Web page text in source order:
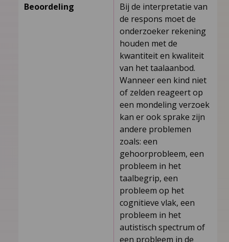
Beoordeling
Bij de interpretatie van
de respons moet de
onderzoeker rekening
houden met de
kwantiteit en kwaliteit
van het taalaanbod.
Wanneer een kind niet
of zelden reageert op
een mondeling verzoek
kan er ook sprake zijn
andere problemen
zoals: een
gehoorprobleem, een
probleem in het
taalbegrip, een
probleem op het
cognitieve vlak, een
probleem in het
autistisch spectrum of
een probleem in de